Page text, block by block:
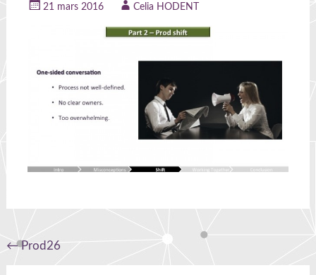
21 mars 2016 Celia HODENT
Navigation
←Prod26